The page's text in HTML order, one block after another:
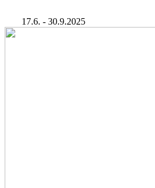
17.6. - 30.9.2025